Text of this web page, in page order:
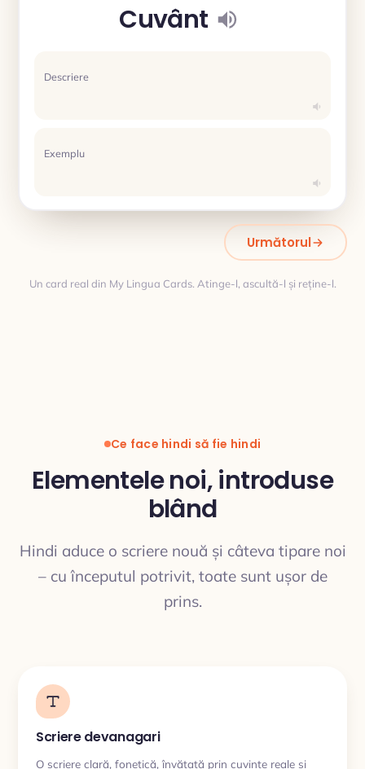
Cuvânt
Descriere
Exemplu
TRADUCERE
Următorul
Un card real din My Lingua Cards. Atinge-l, ascultă-l și reține-l.
Ce face hindi să fie hindi
Elementele noi, introduse
blând
Hindi aduce o scriere nouă și câteva tipare noi
– cu începutul potrivit, toate sunt ușor de
prins.
Scriere devanagari
O scriere clară, fonetică, învățată prin cuvinte reale și